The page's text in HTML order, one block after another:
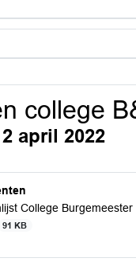
college
april 2022
College
91 KB